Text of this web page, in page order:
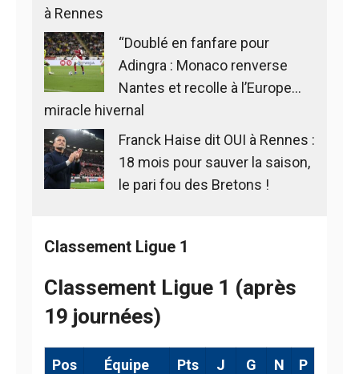
à Rennes
“Doublé en fanfare pour
Adingra : Monaco renverse
Nantes et recolle à l’Europe…
miracle hivernal
Franck Haise dit OUI à Rennes :
18 mois pour sauver la saison,
le pari fou des Bretons !
Classement Ligue 1
Classement Ligue 1 (après
19 journées)
Pos Équipe Pts J G N P